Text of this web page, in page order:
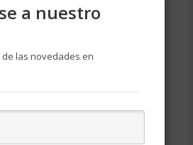
a nuestro
las novedades en